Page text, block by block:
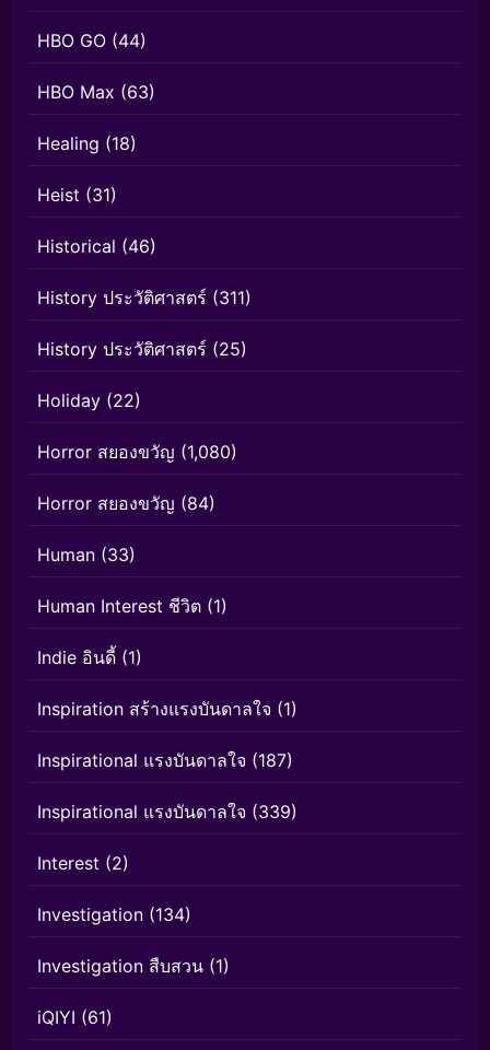
HBO GO (44)
HBO Max (63)
Healing (18)
Heist (31)
Historical (46)
History ประวัติศาสตร์ (311)
History ประวัติศาสตร์ (25)
Holiday (22)
Horror สยองขวัญ (1,080)
Horror สยองขวัญ (84)
Human (33)
Human Interest ชีวิต (1)
Indie อินดี้ (1)
Inspiration สร้างแรงบันดาลใจ (1)
Inspirational แรงบันดาลใจ (187)
Inspirational แรงบันดาลใจ (339)
Interest (2)
Investigation (134)
Investigation สืบสวน (1)
iQIYI (61)